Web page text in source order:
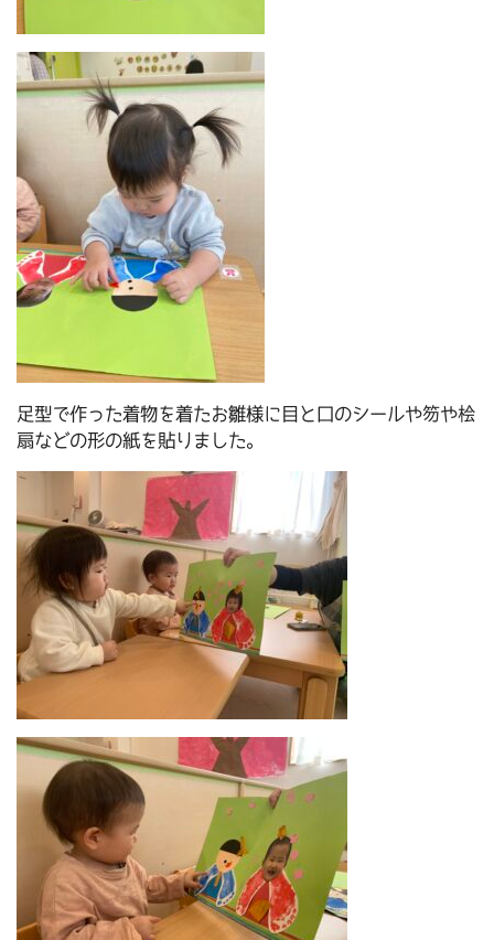
足型で作った着物を着たお雛様に目と口のシールや笏や桧
扇などの形の紙を貼りました。